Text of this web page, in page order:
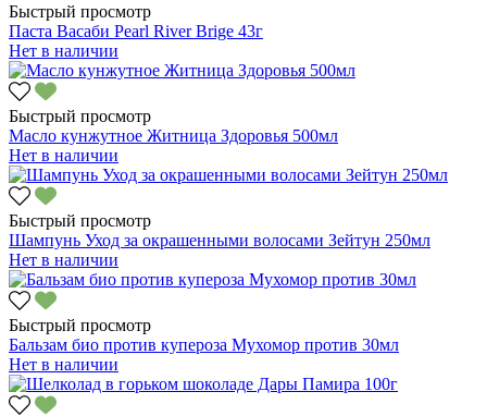
Быстрый просмотр
Паста Васаби Pearl River Brige 43г
Нет в наличии
Быстрый просмотр
Масло кунжутное Житница Здоровья 500мл
Нет в наличии
Быстрый просмотр
Шампунь Уход за окрашенными волосами Зейтун 250мл
Нет в наличии
Быстрый просмотр
Бальзам био против купероза Мухомор против 30мл
Нет в наличии